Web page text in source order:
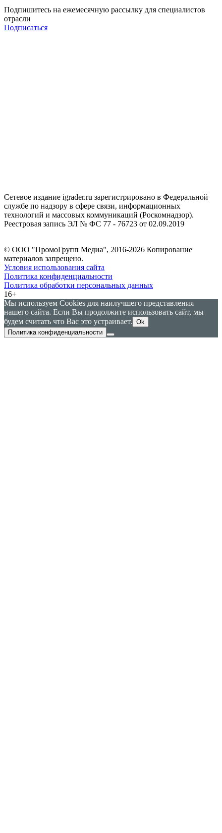
Подпишитесь на ежемесячную рассылку для специалистов
отрасли
Подписаться
Сетевое издание igrader.ru зарегистрировано в Федеральной
службе по надзору в сфере связи, информационных
технологий и массовых коммуникаций (Роскомнадзор).
Реестровая запись ЭЛ № ФС 77 - 76723 от 02.09.2019
© ООО "ПромоГрупп Медиа", 2016-2026 Копирование
материалов запрещено.
Условия использования сайта
Политика конфиденциальности
Политика обработки персональных данных
16+
Мы используем Cookies для наилучшего представления
нашего сайта. Если Вы продолжите использовать сайт, мы
будем считать что Вас это устраивает. Ok
Политика конфиденциальности